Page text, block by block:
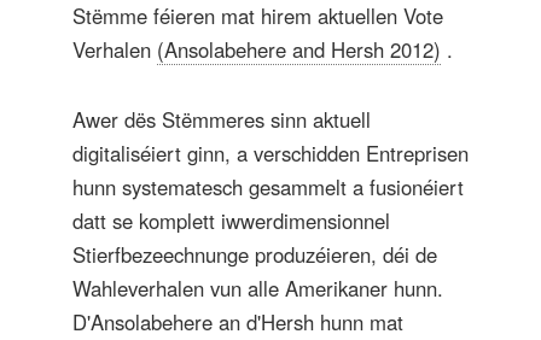
Stëmme féieren mat hirem aktuellen Vote
Verhalen (Ansolabehere and Hersh 2012) .
Awer dës Stëmmeres sinn aktuell
digitaliséiert ginn, a verschidden Entreprisen
hunn systematesch gesammelt a fusionéiert
datt se komplett iwwerdimensionnel
Stierfbezeechnunge produzéieren, déi de
Wahleverhalen vun alle Amerikaner hunn.
D'Ansolabehere an d'Hersh hunn mat